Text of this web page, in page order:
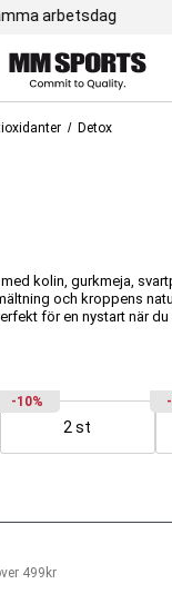
Trustpilot 4,5 / 5
Detox
kolin, gurkmeja,
och kroppens
för en nystart när
-10%
2 st
499kr